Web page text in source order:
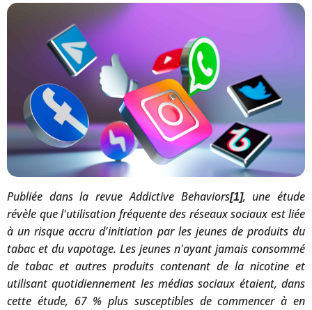
Publiée dans la revue Addictive Behaviors[1], une étude
révèle que l'utilisation fréquente des réseaux sociaux est liée
à un risque accru d'initiation par les jeunes de produits du
tabac et du vapotage. Les jeunes n'ayant jamais consommé
de tabac et autres produits contenant de la nicotine et
utilisant quotidiennement les médias sociaux étaient, dans
cette étude, 67 % plus susceptibles de commencer à en